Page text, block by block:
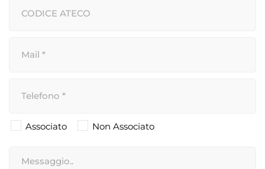
Associato Non Associato